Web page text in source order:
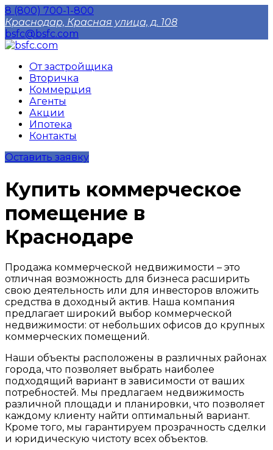
8 (800) 700-1-800
Краснодар, Красная улица, д. 108
bsfc@bsfc.com
От застройщика
Вторичка
Коммерция
Агенты
Акции
Ипотека
Контакты
Оставить заявку
Купить коммерческое
помещение в
Краснодаре
Продажа коммерческой недвижимости – это
отличная возможность для бизнеса расширить
свою деятельность или для инвесторов вложить
средства в доходный актив. Наша компания
предлагает широкий выбор коммерческой
недвижимости: от небольших офисов до крупных
коммерческих помещений.
Наши объекты расположены в различных районах
города, что позволяет выбрать наиболее
подходящий вариант в зависимости от ваших
потребностей. Мы предлагаем недвижимость
различной площади и планировки, что позволяет
каждому клиенту найти оптимальный вариант.
Кроме того, мы гарантируем прозрачность сделки
и юридическую чистоту всех объектов.